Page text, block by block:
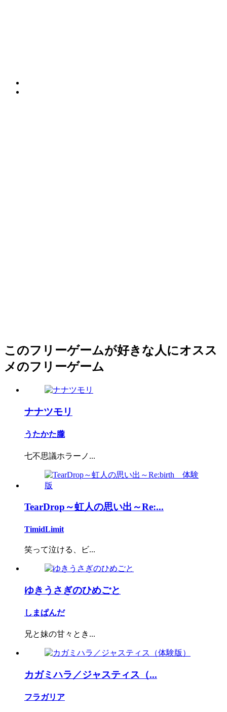
このフリーゲームが好きな人にオスス
メのフリーゲーム
ナナツモリ
うたかた朧
七不思議ホラーノ...
TearDrop～虹人の思い出～Re:...
TimidLimit
笑って泣ける、ビ...
ゆきうさぎのひめごと
しまぱんだ
兄と妹の甘々とき...
カガミハラ／ジャスティス（...
フラガリア